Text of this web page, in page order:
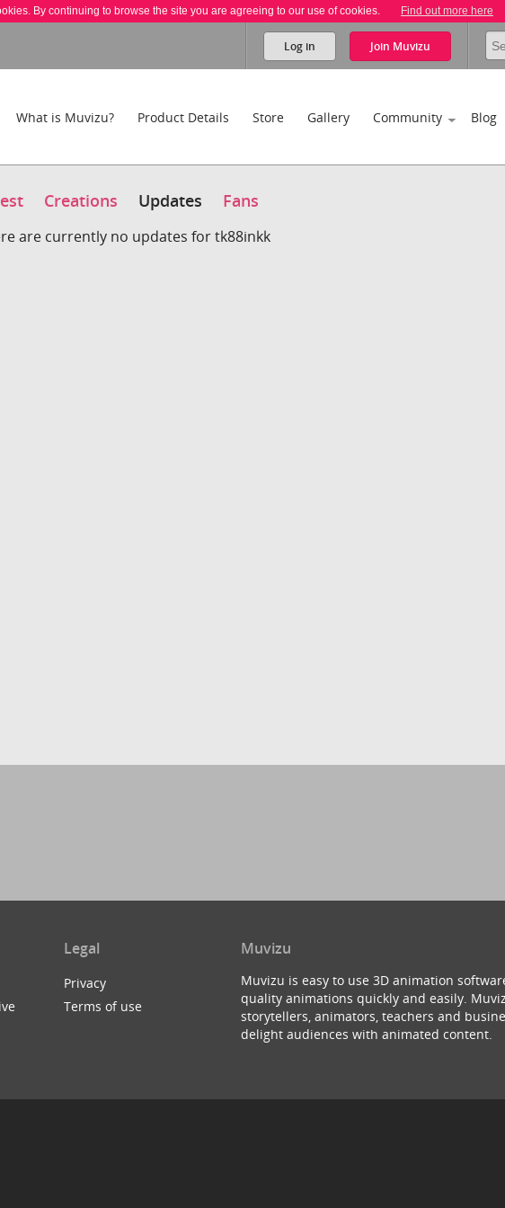
By continuing to browse the site you are agreeing to our use of cookies. Find out more here
Log in Join Muvizu
What is Muvizu? Product Details Store Gallery Community Blog
Creations Updates Fans
are currently no updates for tk88inkk
Legal
Privacy
Terms of use
Muvizu
Muvizu is easy to use 3D animation
quality animations quickly and easily.
storytellers, animators, teachers and
delight audiences with animated content.